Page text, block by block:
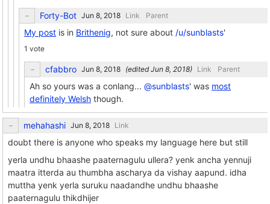
Forty-Bot Link Parent
My post is in Brithenig, not sure about /u/sunblasts'
1 vote
cfabbro (edited ) Link Parent
Ah so yours was a conlang... @sunblasts' was most
definitely Welsh though.
mehahashi Link
doubt there is anyone who speaks my language here but still
yerla undhu bhaashe paaternagulu ullera? yenk ancha yennuji
maatra itterda au thumbha ascharya da vishay aapund. idha
muttha yenk yerla suruku naadandhe undhu bhaashe
paaternagulu thikdhijer